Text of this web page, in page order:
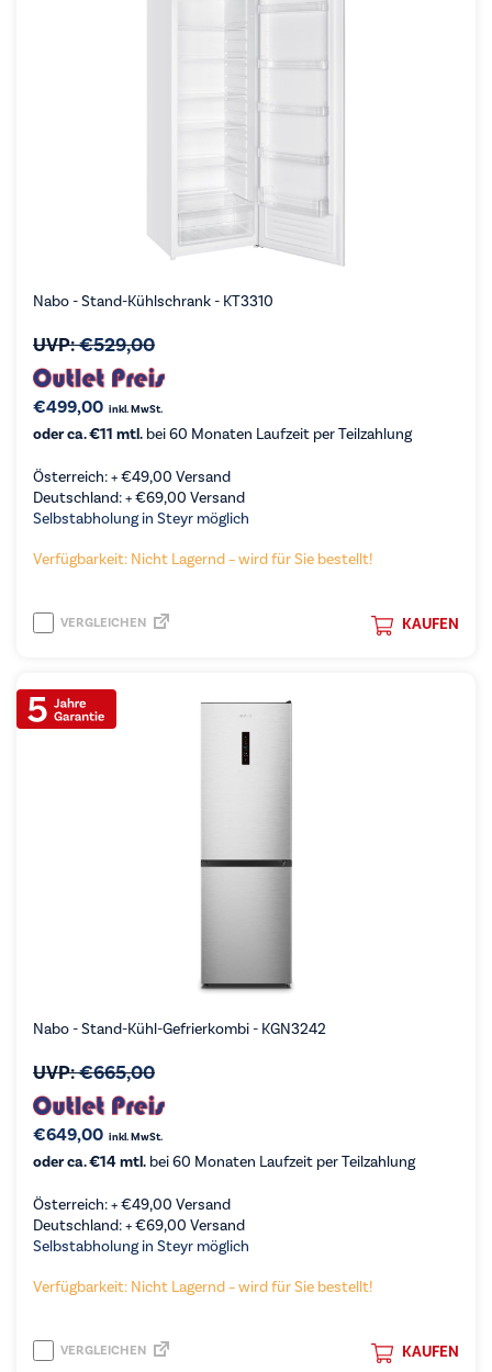
Nabo - Stand-Kühlschrank - KT3310
UVP:€529,00
€499,00 inkl. MwSt.
oder ca. €11 mtl. bei 60 Monaten Laufzeit per Teilzahlung
Österreich: +€49,00 Versand
Deutschland: +€69,00 Versand
Selbstabholung in Steyr möglich
Verfügbarkeit: Nicht Lagernd – wird für Sie bestellt!
KAUFEN
VERGLEICHEN
Nabo - Stand-Kühl-Gefrierkombi - KGN3242
UVP:€665,00
€649,00 inkl. MwSt.
oder ca. €14 mtl. bei 60 Monaten Laufzeit per Teilzahlung
Österreich: +€49,00 Versand
Deutschland: +€69,00 Versand
Selbstabholung in Steyr möglich
Verfügbarkeit: Nicht Lagernd – wird für Sie bestellt!
KAUFEN
VERGLEICHEN